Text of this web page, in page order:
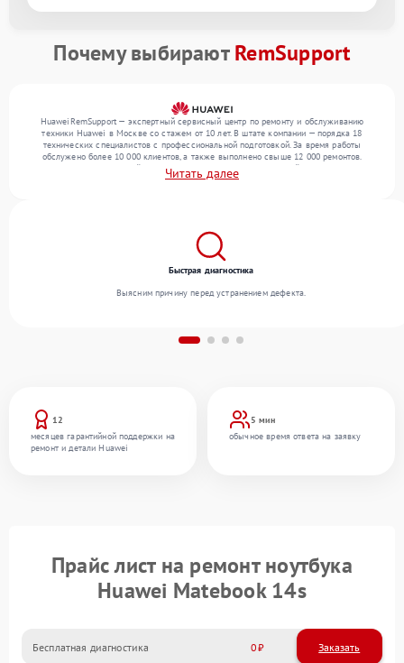
Почему выбираютRemSupport
HuaweiRemSupport — экспертный сервисный центр по ремонту и обслуживанию
техники Huawei в Москве со стажем от 10 лет. В штате компании — порядка 18
технических специалистов с профессиональной подготовкой. За время работы
обслужено более 10 000 клиентов, а также выполнено свыше 12 000 ремонтов.
Ежемесячно в сервисный центр поступает более 300 обращений, включая , , . Мы
устраняем поломки любой сложности и обеспечиваем надежный результат благодаря
Читать далее
12
месяцев гарантийной поддержки на
ремонт и детали Huawei
5 мин
обычное время ответа на заявку
Быстрая диагностика
Выясним причину перед устранением дефекта.
Прайс лист на ремонт ноутбука
Huawei Matebook 14s
Бесплатная диагностика 0 Заказать